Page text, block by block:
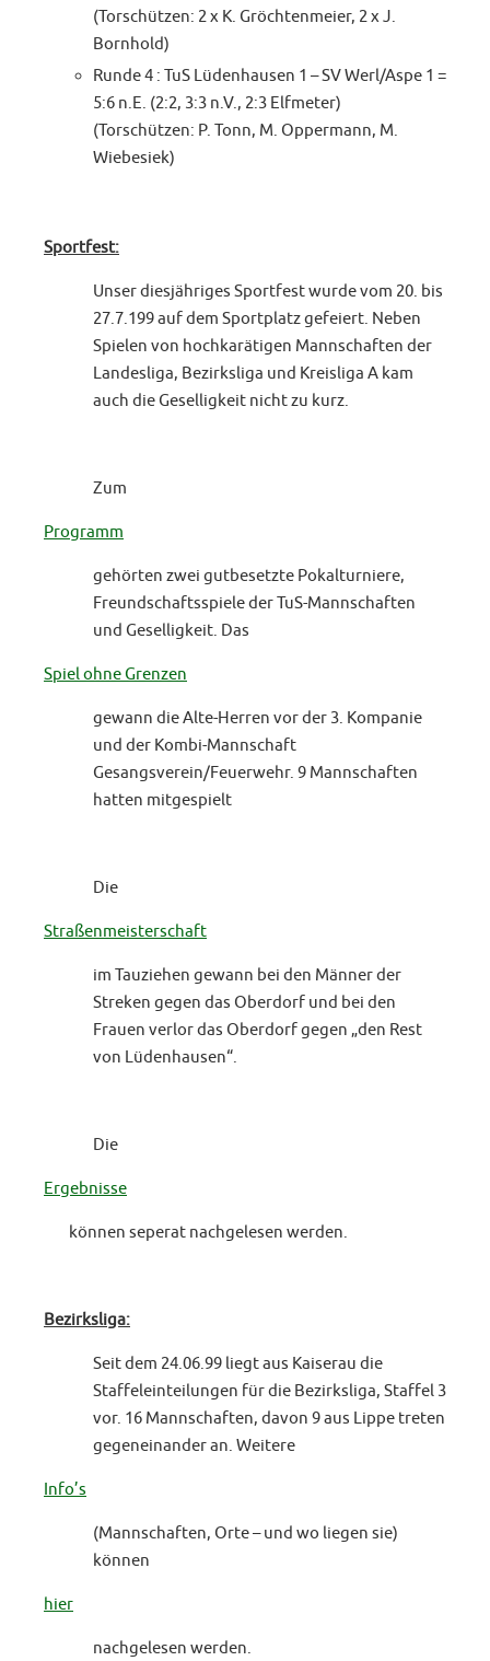
(Torschützen: 2 x K. Gröchtenmeier, 2 x J.
Bornhold)
Runde 4 : TuS Lüdenhausen 1 – SV Werl/Aspe 1 =
5:6 n.E. (2:2, 3:3 n.V., 2:3 Elfmeter)
(Torschützen: P. Tonn, M. Oppermann, M.
Wiebesiek)
Sportfest:
Unser diesjähriges Sportfest wurde vom 20. bis
27.7.199 auf dem Sportplatz gefeiert. Neben
Spielen von hochkarätigen Mannschaften der
Landesliga, Bezirksliga und Kreisliga A kam
auch die Geselligkeit nicht zu kurz.
Zum
Programm
gehörten zwei gutbesetzte Pokalturniere,
Freundschaftsspiele der TuS-Mannschaften
und Geselligkeit. Das
Spiel ohne Grenzen
gewann die Alte-Herren vor der 3. Kompanie
und der Kombi-Mannschaft
Gesangsverein/Feuerwehr. 9 Mannschaften
hatten mitgespielt
Die
Straßenmeisterschaft
im Tauziehen gewann bei den Männer der
Streken gegen das Oberdorf und bei den
Frauen verlor das Oberdorf gegen „den Rest
von Lüdenhausen“.
Die
Ergebnisse
können seperat nachgelesen werden.
Bezirksliga:
Seit dem 24.06.99 liegt aus Kaiserau die
Staffeleinteilungen für die Bezirksliga, Staffel 3
vor. 16 Mannschaften, davon 9 aus Lippe treten
gegeneinander an. Weitere
Info’s
(Mannschaften, Orte – und wo liegen sie)
können
hier
nachgelesen werden.